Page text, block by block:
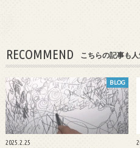
RECOMMEND こちらの記事も人
BLOG
2025.2.25